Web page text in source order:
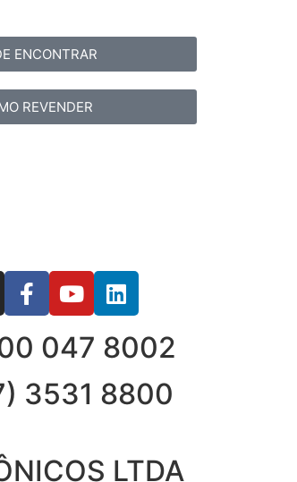
ENCONTRAR
REVENDER
047 8002
3531 8800
LTDA